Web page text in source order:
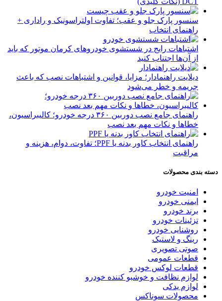
سنسور پارک جلو و عقب؛ تفاوت اولتراسونیک و راداری +
راهنمای انتخاب
اشتباهات رایج در شستشوی خودروهای کرمان موتور که باید
از آن‌ها اجتناب کنید
دیلایت راهنمادار؛ مزایا، قوانین و اشتباهات نصب که باعث
جریمه و خطر می‌شود
راهنمای جامع نصب دوربین ۳۶۰ درجه خودرو؛ کالیبراسیون،
خطاها و نکات مهم بعد نصب
راهنمای انتخاب کاور بدنه یا PPF؛ تفاوت، دوام، هزینه و
مراقبت
دسته بندی محصولات
امنیت خودرو
ایمنی خودرو
برند خودرو
تزئینات خودرو
روشنایی خودرو
رینگ و لاستیک
صوتی تصویری
قطعات عمومی
قطعات لوکس خودرو
لوازم نظافت و خوشبو کننده خودرو
لوازم یدکی
محصولات سوناکس